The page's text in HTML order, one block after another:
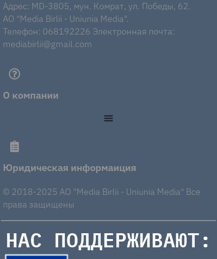
Адрес: MD-3805, мун. Комрат, ул. Победы, 62.
AO "Media Birlii - Uniunia Media".
Телефон: 068192226 Электронная почта:
mediabirlii@gmail.com
О компании
Юридическая информаиция
© 2018-2025 AO "Media Birlii - Uniunia Media" Все
права защищены
НАС ПОДДЕРЖИВАЮТ: